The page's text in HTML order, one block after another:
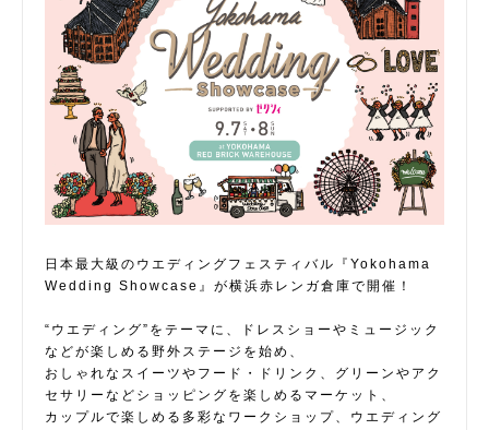
日本最大級のウエディングフェスティバル『Yokohama
Wedding Showcase』が横浜赤レンガ倉庫で開催！
“ウエディング”をテーマに、ドレスショーやミュージック
などが楽しめる野外ステージを始め、
おしゃれなスイーツやフード・ドリンク、グリーンやアク
セサリーなどショッピングを楽しめるマーケット、
カップルで楽しめる多彩なワークショップ、ウエディング